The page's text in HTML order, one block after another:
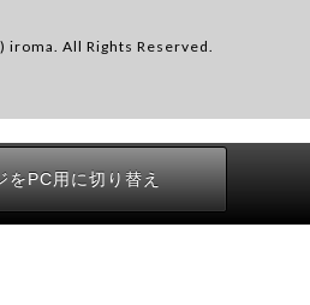
iroma. All Rights Reserved.
をPC用に切り替え